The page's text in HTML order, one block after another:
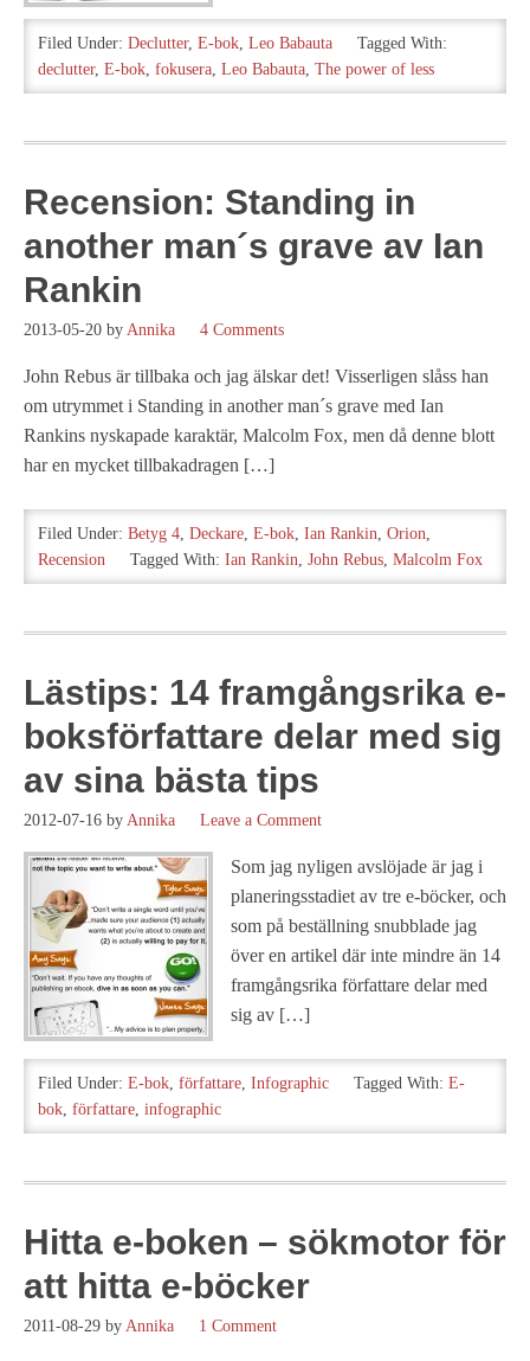
Filed Under: Declutter, E-bok, Leo Babauta
Tagged With:
declutter, E-bok, fokusera, Leo Babauta, The power of less
Recension: Standing in
another man´s grave av Ian
Rankin
2013-05-20 by Annika 4 Comments
John Rebus är tillbaka och jag älskar det! Visserligen slåss han
om utrymmet i Standing in another man´s grave med Ian
Rankins nyskapade karaktär, Malcolm Fox, men då denne blott
har en mycket tillbakadragen […]
Filed Under: Betyg 4, Deckare, E-bok, Ian Rankin, Orion,
Recension
Tagged With: Ian Rankin, John Rebus, Malcolm Fox
Lästips: 14 framgångsrika e-
boksförfattare delar med sig
av sina bästa tips
2012-07-16 by Annika Leave a Comment
Som jag nyligen avslöjade är jag i
planeringsstadiet av tre e-böcker, och
som på beställning snubblade jag
över en artikel där inte mindre än 14
framgångsrika författare delar med
sig av […]
Filed Under: E-bok, författare, Infographic Tagged With: E-
bok, författare, infographic
Hitta e-boken – sökmotor för
att hitta e-böcker
2011-08-29 by Annika 1 Comment